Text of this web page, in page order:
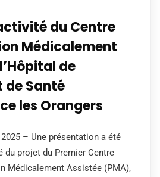
du Centre
Médicalement
de
de Santé
les Orangers
– Une présentation a été
du projet du Premier Centre
Médicalement Assistée (PMA),